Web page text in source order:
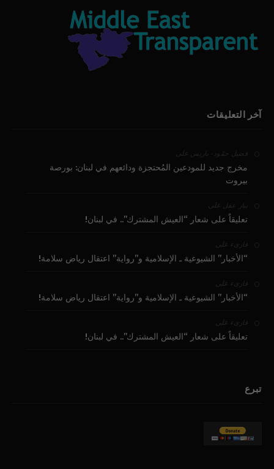
آخر التعليقات
فضيل حمّود - باريس على
مخرج جديد للمودعين المُحتجزة ودائعهم في لبنان: بورصة
بيروت
بيار عقل على
تعليقاً على شعار “العيش المشترك”.. في لبنان!
قارىء على
“الأخبار” الشيوعية ـ الإسلامية و”رواية” اعتقال رياض سلامة!
قارىء على
“الأخبار” الشيوعية ـ الإسلامية و”رواية” اعتقال رياض سلامة!
قارىء على
تعليقاً على شعار “العيش المشترك”.. في لبنان!
تبرع